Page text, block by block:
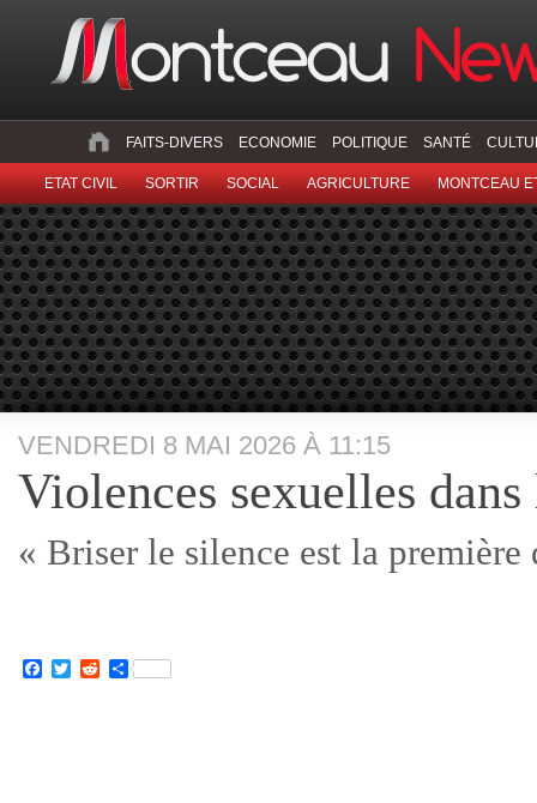
FAITS-DIVERS ECONOMIE POLITIQUE SANTÉ
ETAT CIVIL SORTIR SOCIAL AGRICULTURE MONTCEAU
VENDREDI 8 MAI 2026 À 11:15
Violences sexuelles
« Briser le silence est la première
Facebook
TwitterRedditPartager